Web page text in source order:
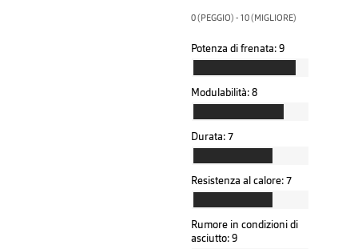
0 (PEGGIO) - 10 (MIGLIORE)
Potenza di frenata:9
Modulabilità:8
Durata:7
Resistenza al calore:7
Rumore in condizioni di
asciutto:9